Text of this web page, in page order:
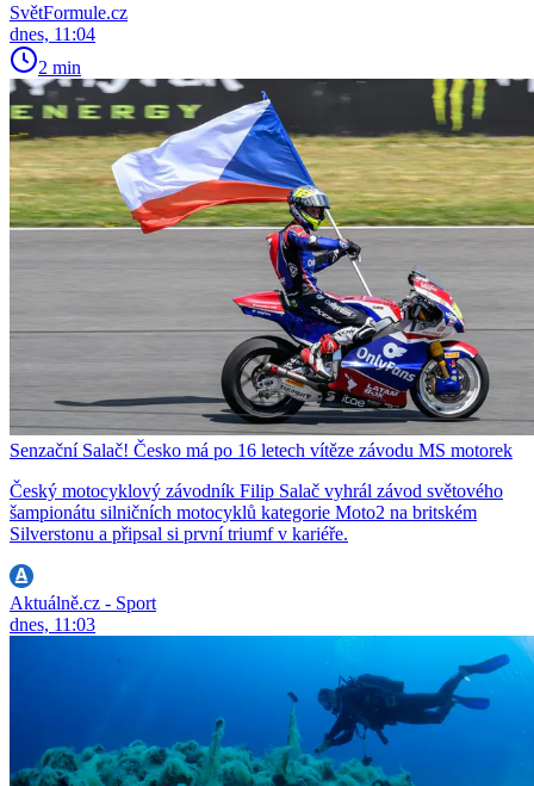
SvětFormule.cz
dnes, 11:04
2 min
Senzační Salač! Česko má po 16 letech vítěze závodu MS motorek
Český motocyklový závodník Filip Salač vyhrál závod světového
šampionátu silničních motocyklů kategorie Moto2 na britském
Silverstonu a připsal si první triumf v kariéře.
Aktuálně.cz - Sport
dnes, 11:03